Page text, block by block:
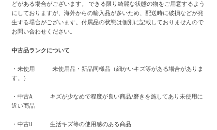
どがある場合がございます。 できる限り綺麗な状態の物をご用意するよう
にしておりますが、海外からの輸入品が多いため、配送時に破損などが発
生する場合がございます。付属品の状態は個別に記載しておりませんので
お問い合わせください。
中古品ランクについて
・未使用 未使用品・新品同様品（細かいキズ等がある場合がありま
す。）
・中古A キズが少なめで程度が良い商品/磨きを施してあり未使用に
近い商品
・中古B 生活キズ等の使用感のある商品